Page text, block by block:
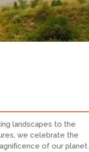
landscapes to the
we celebrate the
of our planet.